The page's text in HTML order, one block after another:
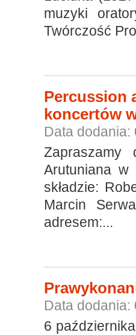
muzyki
Twórczość
Percussion
koncertów
Data dodania:
Zapraszamy
Arutuniana w
składzie:
Marcin
adresem:...
Data dodania:
6